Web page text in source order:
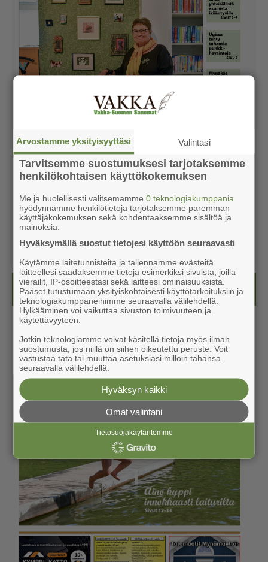
Kesälehti (ilmainen)
Arvostamme yksityisyyttäsi Valintasi
Tarvitsemme suostumuksesi tarjotaksemme
henkilökohtaisen käyttökokemuksen
Me ja huolellisesti valitsemamme0 teknologiakumppania
hyödynnämme henkilötietoja tarjotaksemme paremman
käyttäjäkokemuksen sekä kohdentaaksemme sisältöä ja
mainoksia.
Hyväksymällä suostut tietojesi käyttöön seuraavasti
Käytämme laitetunnisteita ja tallennamme evästeitä
laitteellesi saadaksemme tietoja esimerkiksi sivuista, joilla
vierailit, IP-osoitteestasi sekä laitteesi ominaisuuksista.
Pääset tutustumaan yksityiskohtaisesti käyttötarkoituksiin ja
teknologiakumppaneihimme seuraavalla välilehdellä.
Hylkääminen voi vaikuttaa sivuston toimivuuteen ja
käytettävyyteen.
Jotkin teknologiamme voivat käsitellä tietoja myös ilman
suostumusta, jos niillä on siihen oikeutettu peruste. Voit
vastustaa tätä tai muuttaa asetuksiasi milloin tahansa
seuraavalla välilehdellä.
Hyväksyn kaikki
Omat valintani
Tietosuojakäytäntömme